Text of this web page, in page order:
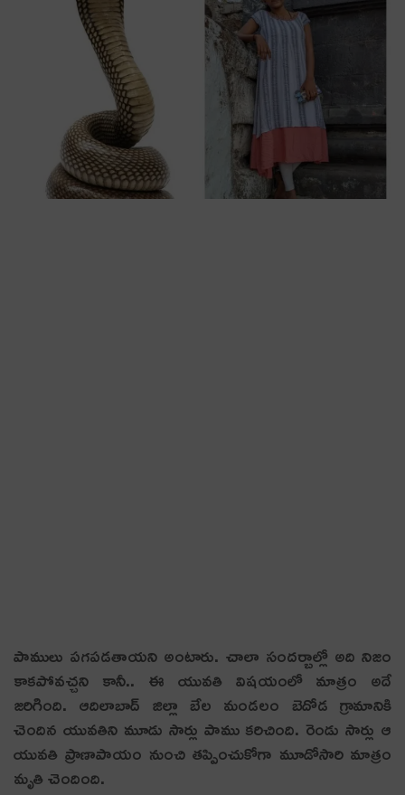
పాములు ప‌గ‌ప‌డ‌తాయ‌ని అంటారు. చాలా సంద‌ర్బాల్లో అది నిజం
కాక‌పోవ‌చ్చ‌ని కానీ.. ఈ యువ‌తి విష‌యంలో మాత్రం అదే
జ‌రిగింది. ఆదిలాబాద్ జిల్లా బేల మండ‌లం బెదోడ గ్రామానికి
చెందిన యువ‌తిని మూడు సార్లు పాము క‌రిచింది. రెండు సార్లు ఆ
యువ‌తి ప్రాణాపాయం నుంచి త‌ప్పించుకోగా మూడోసారి మాత్రం
మృతి చెందింది.